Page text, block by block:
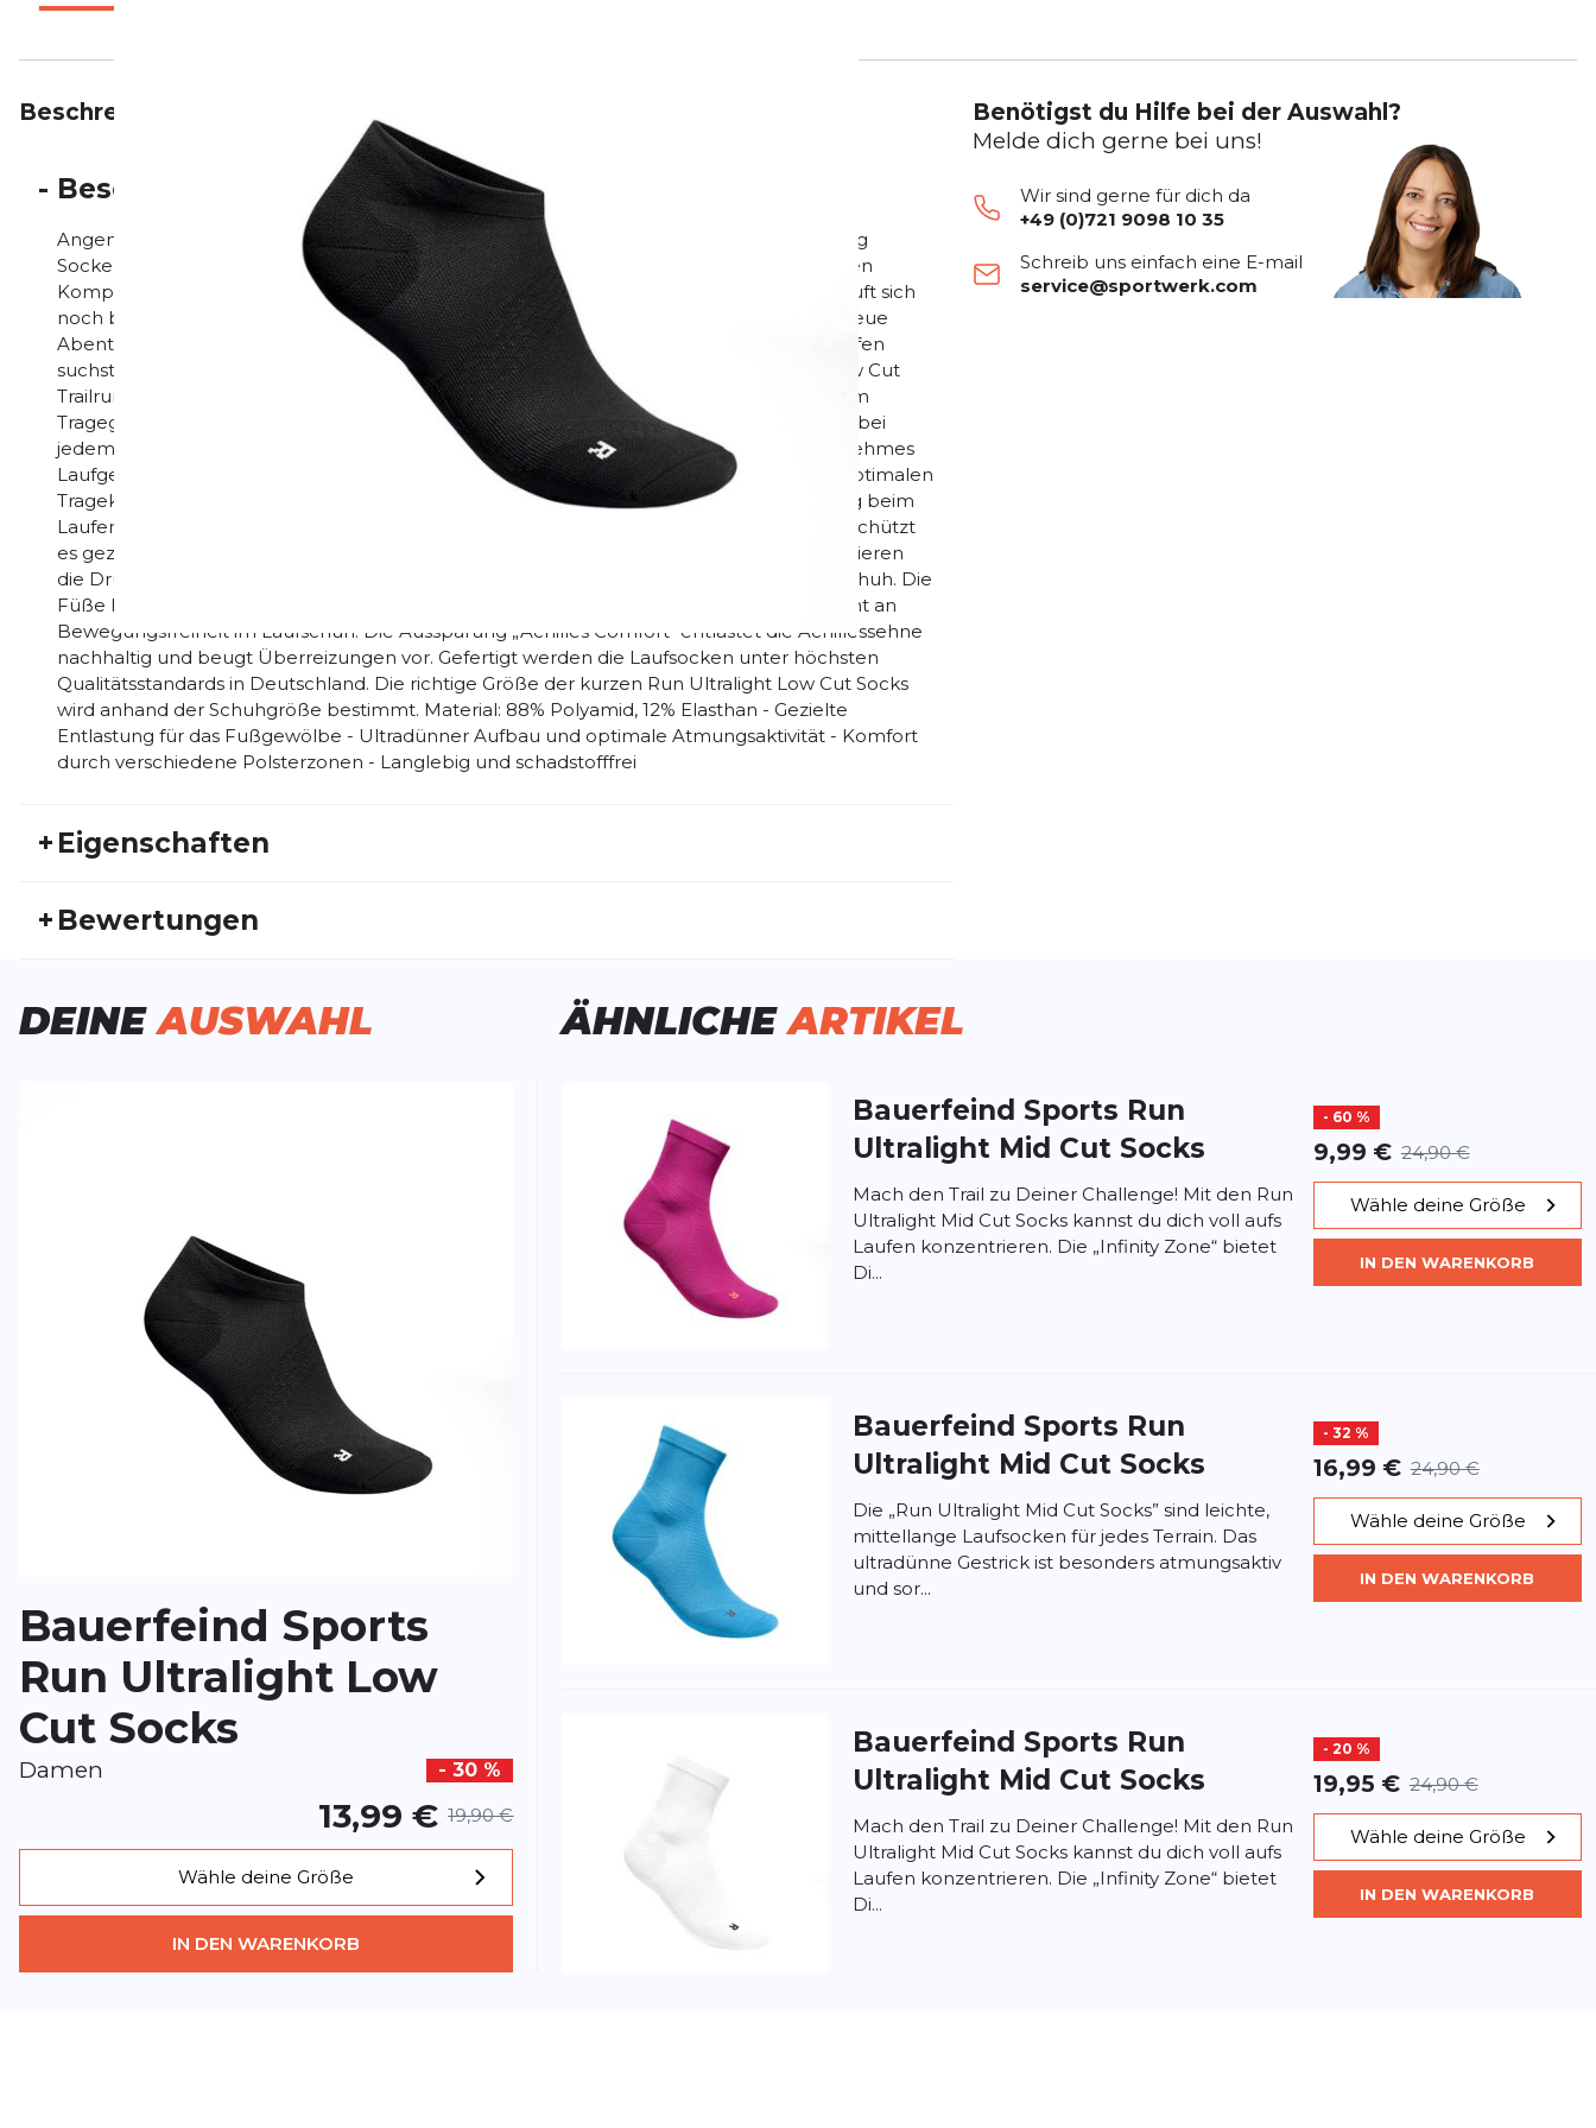
Beschreibung Bewertungen
- Beschreibung
Angenehm leicht, angenehm zu tragen, angenehm schnell: Unsere Low Cut Trail Running
Socken sind optimale Begleiter auf all’ Deinen Trails und darüber hinaus. Mit der speziellen
Kompressionszone für das Fußgewölbe werden Deine Füße optimal entlastet und es läuft sich
noch besser – wo auch immer Du möchtest. Wenn Du es liebst, Dich herauszufordern, neue
Abenteuer im unbekannten Terrain zu erleben und das Neue, Überraschende beim Laufen
suchst, dann sind diese Laufsocken ein unverzichtbarer Teil Deines Lauf-Equipments. Low Cut
Trailrunning Socken für Deine nächsten Abenteuer: schnell, ultraleicht und mit optimalem
Tragegefühl Die kurzen Run Ultralight Low Cut Socks sind leichte und dezente Begleiter bei
jedem Lauf. Das ultradünne Gestrick ist besonders atmungsaktiv und sorgt für ein angenehmes
Laufgefühl – auch an warmen Tagen. Eingearbeitete Polsterzonen ermöglichen einen optimalen
Tragekomfort im Laufschuh und unterstützen das Fußgewölbe – für spürbare Entlastung beim
Laufen. Die spezielle Kompressionszone „Arch Lift“ hebt das Fußgewölbe leicht an und schützt
es gezielt vor Überlastung. Die Funktionszonen „Relief Sole“ und „Heel Protection“ reduzieren
die Druckbelastung auf die Fußsohle und die Ferse beim Aufsetzen des Fußes im Laufschuh. Die
Füße halten langen und hohen Belastungen dadurch besser Stand, verlieren jedoch nicht an
Bewegungsfreiheit im Laufschuh. Die Aussparung „Achilles Comfort“ entlastet die Achillessehne
nachhaltig und beugt Überreizungen vor. Gefertigt werden die Laufsocken unter höchsten
Qualitätsstandards in Deutschland. Die richtige Größe der kurzen Run Ultralight Low Cut Socks
wird anhand der Schuhgröße bestimmt. Material: 88% Polyamid, 12% Elasthan - Gezielte
Entlastung für das Fußgewölbe - Ultradünner Aufbau und optimale Atmungsaktivität - Komfort
durch verschiedene Polsterzonen - Langlebig und schadstofffrei
+ Eigenschaften
Geschlecht:
+ Bewertungen
Überschrift
Überschrift
Dieses Formular ist durch reCAPTCHA geschützt – es gelten die DatenschutzbestimmungenundNutzungsbedingungen
Benötigst du Hilfe bei der Auswahl?
Melde dich gerne bei uns!
Wir sind gerne für dich da
+49 (0)721 9098 10 35
Schreib uns einfach eine E-mail
service@sportwerk.com
DEINEAUSWAHL
Bauerfeind Sports
Run Ultralight Low
Cut Socks
Damen - 30 %
13,99 € 19,90 €
Wähle deine Größe
IN DEN WARENKORB
ÄHNLICHEARTIKEL
Bauerfeind Sports Run
Ultralight Mid Cut Socks
- 60 %
9,99 € 24,90 €
Mach den Trail zu Deiner Challenge! Mit den Run
Ultralight Mid Cut Socks kannst du dich voll aufs
Laufen konzentrieren. Die „Infinity Zone“ bietet
Di...
Wähle deine Größe
IN DEN WARENKORB
Bauerfeind Sports Run
Ultralight Mid Cut Socks
- 32 %
16,99 € 24,90 €
Die „Run Ultralight Mid Cut Socks” sind leichte,
mittellange Laufsocken für jedes Terrain. Das
ultradünne Gestrick ist besonders atmungsaktiv
und sor...
Wähle deine Größe
IN DEN WARENKORB
Bauerfeind Sports Run
Ultralight Mid Cut Socks
- 20 %
19,95 € 24,90 €
Mach den Trail zu Deiner Challenge! Mit den Run
Ultralight Mid Cut Socks kannst du dich voll aufs
Laufen konzentrieren. Die „Infinity Zone“ bietet
Di...
Wähle deine Größe
IN DEN WARENKORB